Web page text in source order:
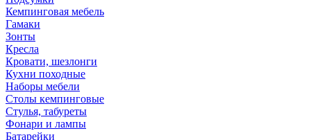
Кемпинговая мебель
Гамаки
Зонты
Кресла
Кровати, шезлонги
Кухни походные
Наборы мебели
Столы кемпинговые
Стулья, табуреты
Фонари и лампы
Батарейки